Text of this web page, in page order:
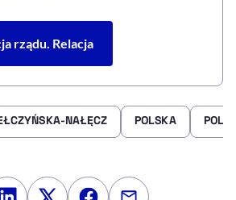
rządu. Relacja
NAŁĘCZ POLSKA